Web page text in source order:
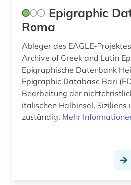
nationalbibliografie (4)
online-publikation (1)
oper (1)
partitur (1)
photographie (2)
pädagogik (1)
Epigraphic
Roma
Ableger des EAGLE-
Archive of Greek and Latin
Epigraphische Datenbank
Epigraphic Database Bari
Bearbeitung der
italischen Halbinsel, Siziliens
zuständig. Mehr